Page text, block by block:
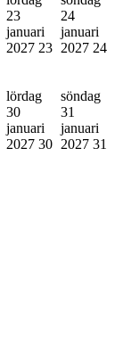
23
januari
2027 23
24
januari
2027 24
lördag
30
januari
2027 30
söndag
31
januari
2027 31